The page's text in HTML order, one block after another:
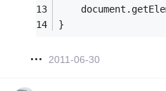
}
2011-06-30